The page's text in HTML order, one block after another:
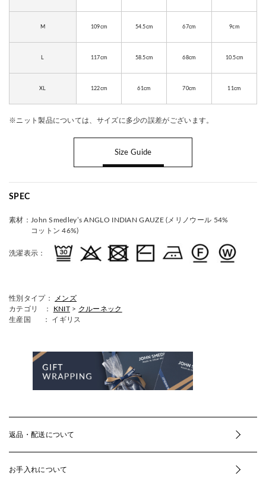
M 109cm 54.5cm 67cm 9cm
L 117cm 58.5cm 68cm 10.5cm
XL 122cm 61cm 70cm 11cm
※ニット製品については、サイズに多少の誤差がございます。
Size Guide
SPEC
素材： John Smedley’s ANGLO INDIAN GAUZE (メリノウール 54%
コットン 46%)
洗濯表示：
性別タイプ：
メンズ
カテゴリ ：
KNIT > クルーネック
生産国
： イギリス
返品・配送について
お手入れについて